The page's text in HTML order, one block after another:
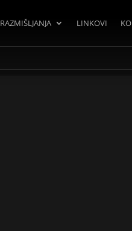
RAZMIŠLJANJA LINKOVI